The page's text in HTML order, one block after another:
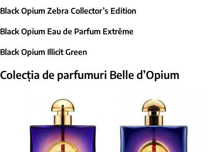
Black Opium Zebra Collector’s Edition
Black Opium Eau de Parfum Extrême
Black Opium Illicit Green
Colecția de parfumuri Belle d’Opium